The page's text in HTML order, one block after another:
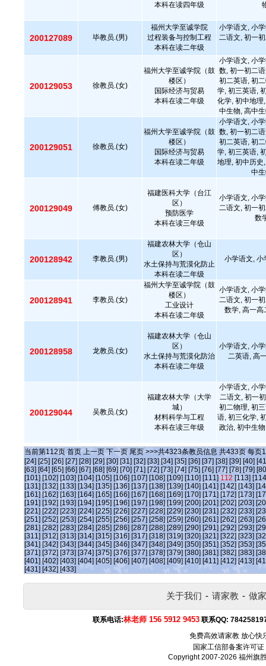
本科在读四年级
200127089 毕教员.(男)
福州大学至诚学院
过程装备与控制工程
本科在读二年级
小学语文, 小
二语文, 初一
200129053 徐教员.(女)
福州大学至诚学院（鼓
楼区）
国际经济与贸易
本科在读二年级
小学语文, 小
数, 初一初二
初二英语, 初
学, 初三英语,
化学, 初中地理
中生物, 高中
200129051 徐教员.(女)
福州大学至诚学院（鼓
楼区）
国际经济与贸易
本科在读二年级
小学语文, 小
数, 初一初二
初二英语, 初
学, 初三英语,
地理, 初中历史
中
200129049 傅教员.(女)
福建医科大学（台江
区）
预防医学
本科在读三年级
小学语文, 小
二语文, 初一
数
200128942 李教员.(男)
福建农林大学（仓山
区）
水土保持与荒漠化防止
本科在读二年级
小学语文, 小
200128941 李教员.(女)
福州大学至诚学院（鼓
楼区）
工业设计
本科在读二年级
小学语文, 小
二语文, 初一
数学, 高一高
200128958 龙教员.(女)
福建农林大学（仓山
区）
水土保持与荒漠化防治
本科在读二年级
小学语文, 小
二英语, 高
200129044 吴教员.(女)
福建农林大学（大学
城）
材料科学与工程
本科在读三年级
小学语文, 小
二语文, 初一
初二物理, 初
语, 初三化学,
政治, 初中生
当前第112页 首页 上一页 下一页 尾页 >>>共4323条教员信息 共433页 每页
[24] [25] [26] [27] [28] [29] [30] [31] [32] [33] [34] [35] [36] [37] [38] [39] [40]
[63] [64] [65] [66] [67] [68] [69] [70] [71] [72] [73] [74] [75] [76] [77] [78] [79]
[101] [102] [103] [104] [105] [106] [107] [108] [109] [110] [111] 112 [113]
[131] [132] [133] [134] [135] [136] [137] [138] [139] [140] [141] [142] [143]
[161] [162] [163] [164] [165] [166] [167] [168] [169] [170] [171] [172] [173]
[191] [192] [193] [194] [195] [196] [197] [198] [199] [200] [201] [202] [203]
[221] [222] [223] [224] [225] [226] [227] [228] [229] [230] [231] [232] [233]
[251] [252] [253] [254] [255] [256] [257] [258] [259] [260] [261] [262] [263]
[281] [282] [283] [284] [285] [286] [287] [288] [289] [290] [291] [292] [293]
[311] [312] [313] [314] [315] [316] [317] [318] [319] [320] [321] [322] [323]
[341] [342] [343] [344] [345] [346] [347] [348] [349] [350] [351] [352] [353]
[371] [372] [373] [374] [375] [376] [377] [378] [379] [380] [381] [382] [383]
[401] [402] [403] [404] [405] [406] [407] [408] [409] [410] [411] [412] [413]
[431] [432] [433]
关于我们 - 请家教 - 做
联系电话:林老师 156 5912 9453 联系QQ:
免费高效请家教 放心快
国家工信部备案许可证
Copyright 2007-2026 福州旗